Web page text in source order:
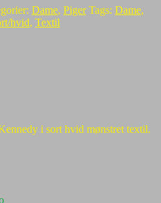
Dame, Piger Tags: Dame,
hvid, Textil
i sort hvid mønstret textil.